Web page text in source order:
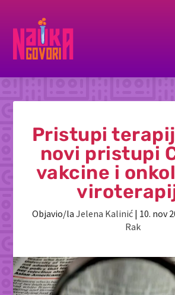
Pristupi
novi pristupi
vakcine i
Objavio/la Jelena Kalinić| 10. nov
Rak